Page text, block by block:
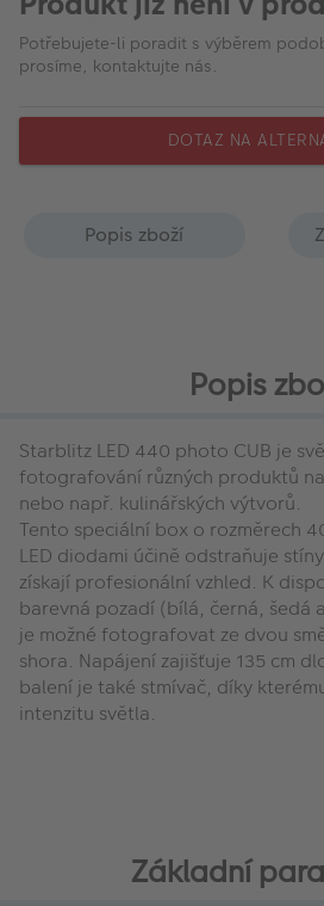
Potřebujete-li poradit s výběrem
prosíme, kontaktujte nás.
DOTAZ NA
Popis zboží
Popis
Starblitz LED 440 photo CUB je
fotografování různých produktů
nebo např. kulinářských výtvorů.
Tento speciální box o rozměrech
LED diodami účině odstraňuje
získají profesionální vzhled. K
barevná pozadí (bílá, černá, šedá
je možné fotografovat ze dvou
shora. Napájení zajišťuje 135 cm
balení je také stmívač, díky
intenzitu světla.
Základní